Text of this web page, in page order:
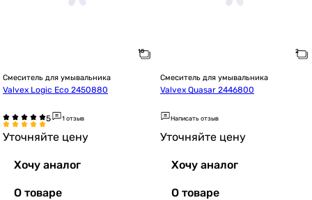
Смеситель для умывальника
Valvex Logic Eco 2450880
1 отзыв
Уточняйте цену
Хочу аналог
О товаре
Смеситель для умывальника
Valvex Quasar 2446800
Написать отзыв
Уточняйте цену
Хочу аналог
О товаре